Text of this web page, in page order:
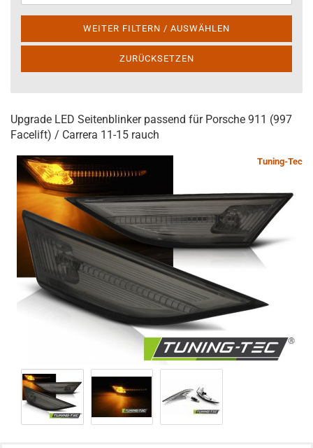
WEITER FILTERN / AUSWÄHLEN
ZURÜCKSETZEN
Upgrade LED Seitenblinker passend für Porsche 911 (997
Facelift) / Carrera 11-15 rauch
Tuning-Tec